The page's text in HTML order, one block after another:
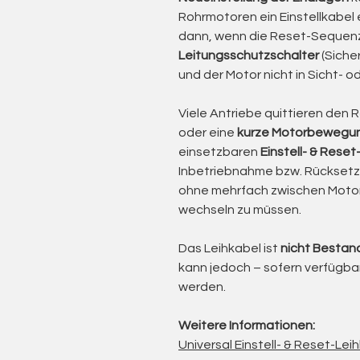
Motoren bieten Drehmomente
leistungsstarken 120 Nm,
und präzise bewegt werden
Die kabelgebundene Steuerung
Somfy hat die Orea WT-Serie
Markisenlösungen entwickelt,
Präzision und Langlebigkeit
Prüfung und Aufbereitung im
Funktions- und Laufverhalten
Elektrische Sicherheit nach
Zustand der Anschlussleitung
Verschleißteile werden bei
Einsatzgebiet: Kassetten- &
Rohrmotoren ein
dann, wenn die Reset-
Leitungsschutzschalter
und der Motor nicht in Sicht-
Viele Antriebe quittieren den
oder eine kurze
einsetzbaren Einstell- &
Inbetriebnahme bzw.
ohne mehrfach zwischen
wechseln zu müssen.
Das Leihkabel ist nicht
kann jedoch – sofern
werden.
Weitere Informationen:
Universal Einstell- & Reset-